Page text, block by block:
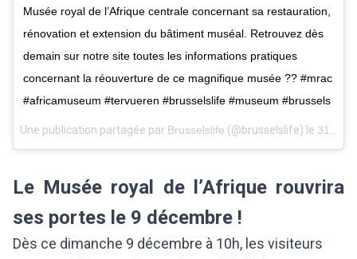
Musée royal de l’Afrique centrale concernant sa restauration,
rénovation et extension du bâtiment muséal. Retrouvez dès
demain sur notre site toutes les informations pratiques
concernant la réouverture de ce magnifique musée ?? #mrac
#africamuseum #tervueren #brusselslife #museum #brussels
Une publication partagée par Brusselslife (@brusselslife) le 31 Mai 2018 à 6 :05 PDT
Le Musée royal de l’Afrique rouvrira
ses portes le 9 décembre !
Dès ce dimanche 9 décembre à 10h, les visiteurs